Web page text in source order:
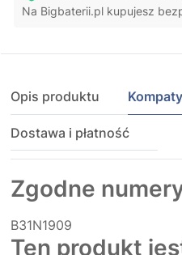
Na Bigbaterii.pl kupujesz
Opis produktu
Dostawa i płatność
Zgodne
B31N1909
Ten produkt